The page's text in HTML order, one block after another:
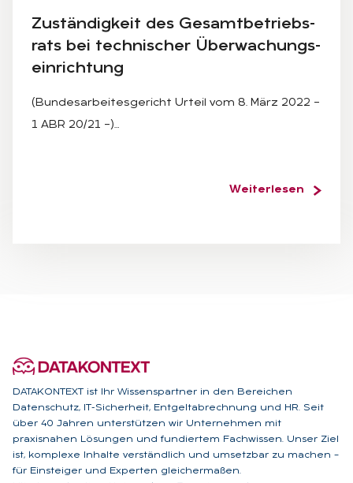
Zu­stän­dig­keit des Ge­samt­be­triebs­
rats bei tech­ni­scher Über­wa­chungs­
ein­rich­tung
(Bundesarbeitesgericht Urteil vom 8. März 2022 –
1 ABR 20/21 –)…
Weiterlesen
DATAKONTEXT ist Ihr Wissenspartner in den Bereichen
Datenschutz, IT-Sicherheit, Entgeltabrechnung und HR. Seit
über 40 Jahren unterstützen wir Unternehmen mit
praxisnahen Lösungen und fundiertem Fachwissen. Unser Ziel
ist, komplexe Inhalte verständlich und umsetzbar zu machen –
für Einsteiger und Experten gleichermaßen.